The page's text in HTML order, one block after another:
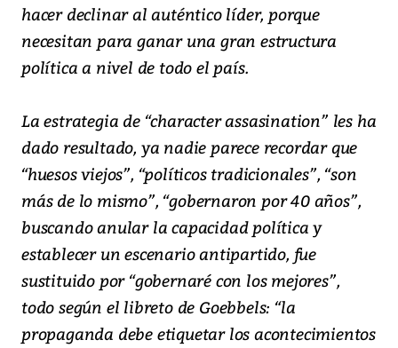
hacer declinar al auténtico líder, porque
necesitan para ganar una gran estructura
política a nivel de todo el país.
La estrategia de “character assasination” les ha
dado resultado, ya nadie parece recordar que
“huesos viejos”, “políticos tradicionales”, “son
más de lo mismo”, “gobernaron por 40 años”,
buscando anular la capacidad política y
establecer un escenario antipartido, fue
sustituido por “gobernaré con los mejores”,
todo según el libreto de Goebbels: “la
propaganda debe etiquetar los acontecimientos